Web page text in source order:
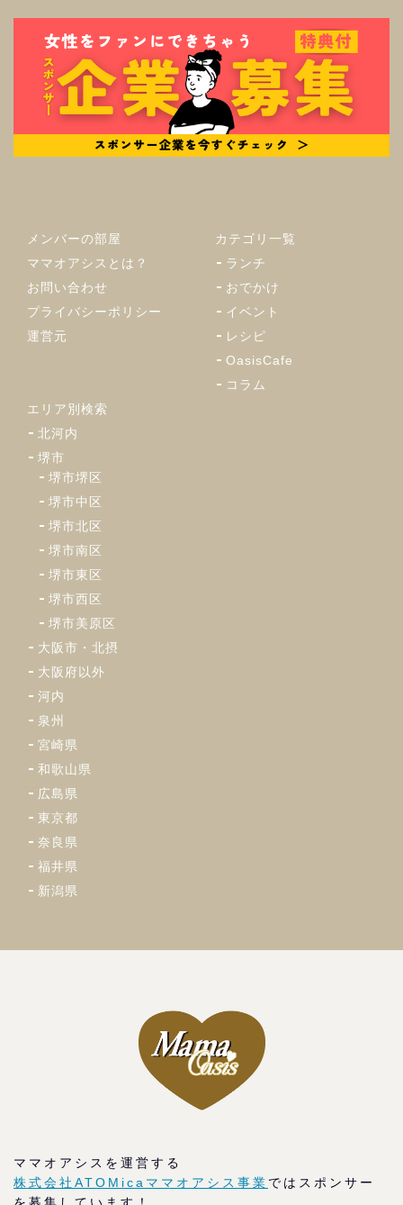
メンバーの部屋
ママオアシスとは？
お問い合わせ
プライバシーポリシー
運営元
カテゴリ一覧
ランチ
おでかけ
イベント
レシピ
OasisCafe
コラム
エリア別検索
北河内
堺市
堺市堺区
堺市中区
堺市北区
堺市南区
堺市東区
堺市西区
堺市美原区
大阪市・北摂
大阪府以外
河内
泉州
宮崎県
和歌山県
広島県
東京都
奈良県
福井県
新潟県
ママオアシスを運営する
株式会社ATOMicaママオアシス事業 ではスポンサー